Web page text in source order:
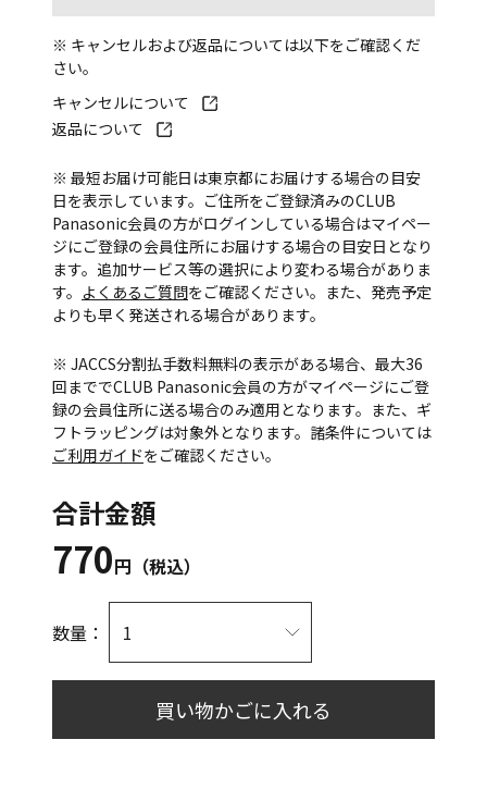
※ キャンセルおよび返品については以下をご確認くだ
さい。
キャンセルについて
返品について
※ 最短お届け可能日は東京都にお届けする場合の目安
日を表示しています。ご住所をご登録済みのCLUB
Panasonic会員の方がログインしている場合はマイペー
ジにご登録の会員住所にお届けする場合の目安日となり
ます。追加サービス等の選択により変わる場合がありま
す。 よくあるご質問をご確認ください。また、発売予定
よりも早く発送される場合があります。
※ JACCS分割払手数料無料の表示がある場合、最大36
回まででCLUB Panasonic会員の方がマイページにご登
録の会員住所に送る場合のみ適用となります。また、ギ
フトラッピングは対象外となります。諸条件については
ご利用ガイドをご確認ください。
合計金額
770円（税込）
数量：
買い物かごに入れる